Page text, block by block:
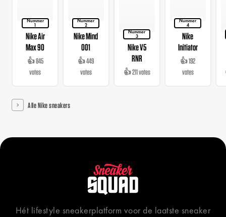
Nummer
1
Nike Air
Max 90
👍 845
votes
Nummer
2
Nike Mind
001
👍 449
votes
Nummer
3
Nike V5
RNR
👍 211 votes
Nummer
4
Nike
Initiator
👍 192
votes
Alle Nike sneakers
Hét lifestyle sneakerplatform voor de laatste sneaker